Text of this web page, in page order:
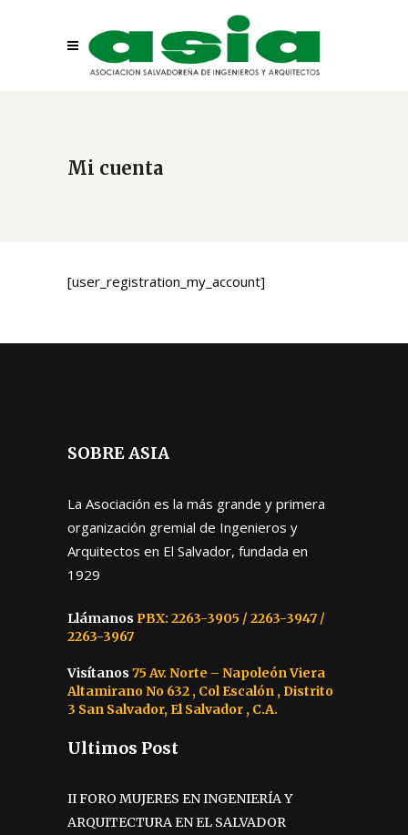
Mi cuenta
[user_registration_my_account]
SOBRE ASIA
La Asociación es la más grande y primera
organización gremial de Ingenieros y
Arquitectos en El Salvador, fundada en
1929
Llámanos PBX: 2263-3905 / 2263-3947 /
2263-3967
Visítanos 75 Av. Norte – Napoleón Viera
Altamirano No 632 , Col Escalón , Distrito
3 San Salvador, El Salvador , C.A.
Ultimos Post
II FORO MUJERES EN INGENIERÍA Y
ARQUITECTURA EN EL SALVADOR